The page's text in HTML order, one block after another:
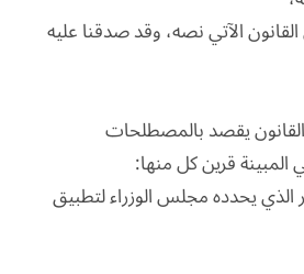
الآتي نصه، وقد صدقنا عليه
يقصد بالمصطلحات
المبينة قرين كل منها:
الذي يحدده مجلس الوزراء لتطبيق